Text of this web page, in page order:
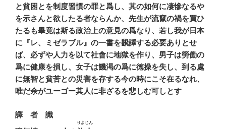
と貧困とを制度習慣の罪と爲し、其の如何に凄慘なるや
を示さんと欲したる者ならんか、先生が流竄の禍を買ひ
たるも畢竟は斯る政治上の意見の爲なり、若し我が日本
に『レ、ミゼラブル』の一書を飜譯する必要ありとせ
ば、必ずや人力を以て社會に地獄を作り、男子は勞働の
爲に健康を損し、女子は饑渇の爲に徳操を失し、到る處
に無智と貧苦との災害を存する今の時にこそ在るなれ、
唯だ余がユーゴー其人に非ざるを悲しむ可しとす
譯 者 識
りよじん